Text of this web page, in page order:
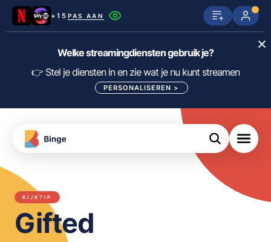
+15 PAS AAN
Netflix SkyShowtime Prime Video
Disney+ Videoland HBO Max
Viaplay Apple TV
KIJK
meJane
FILTER FILMS EN SERIES OP MIJN
Welke streamingdiensten gebruik je?
👉 Stel je diensten in en zie wat je nu kunt streamen
PERSONALISEREN >
Download
de
KIJKTIP
Gifted